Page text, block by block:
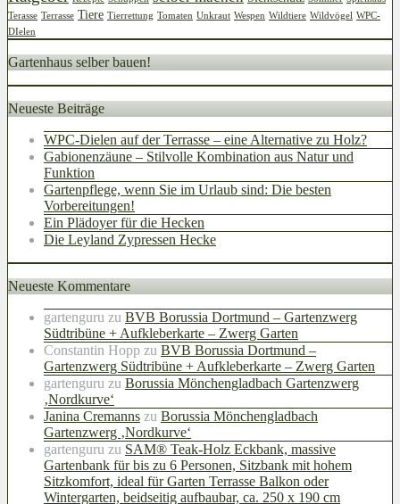
Terasse Terrasse Tiere Tierrettung Tomaten Unkraut Wespen Wildtiere Wildvögel WPC-
DIelen
Gartenhaus selber bauen!
Neueste Beiträge
WPC-Dielen auf der Terrasse – eine Alternative zu Holz?
Gabionenzäune – Stilvolle Kombination aus Natur und
Funktion
Gartenpflege, wenn Sie im Urlaub sind: Die besten
Vorbereitungen!
Ein Plädoyer für die Hecken
Die Leyland Zypressen Hecke
Neueste Kommentare
gartenguru zu BVB Borussia Dortmund – Gartenzwerg
Südtribüne + Aufkleberkarte – Zwerg Garten
Constantin Hopp zu BVB Borussia Dortmund –
Gartenzwerg Südtribüne + Aufkleberkarte – Zwerg Garten
gartenguru zu Borussia Mönchengladbach Gartenzwerg
‚Nordkurve‘
Janina Cremanns zu Borussia Mönchengladbach
Gartenzwerg ‚Nordkurve‘
gartenguru zu SAM® Teak-Holz Eckbank, massive
Gartenbank für bis zu 6 Personen, Sitzbank mit hohem
Sitzkomfort, ideal für Garten Terrasse Balkon oder
Wintergarten, beidseitig aufbaubar, ca. 250 x 190 cm